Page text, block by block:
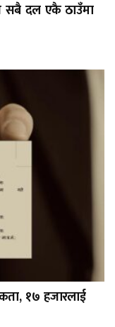
सबै दल एकै ठाउँमा
१७ हजारलाई